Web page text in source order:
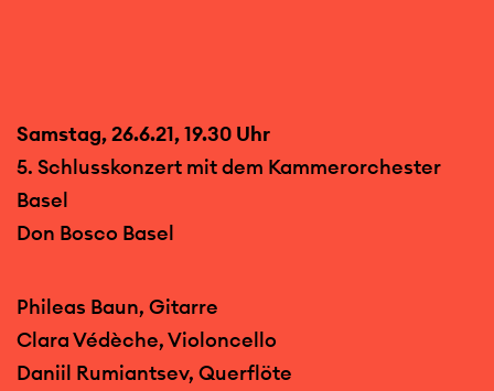
Samstag, 26.6.21, 19.30 Uhr
5. Schlusskonzert mit dem Kammerorchester
Basel
Don Bosco Basel
Phileas Baun, Gitarre
Clara Védèche, Violoncello
Daniil Rumiantsev, Querflöte